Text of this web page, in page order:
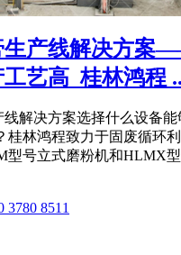
生产线解决方案
艺高_桂林鸿程
线解决方案选择什么设备
桂林鸿程致力于固废循环
型号立式磨粉机和HLMX
3780 8511